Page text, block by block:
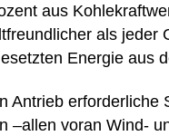
aus
als jeder
Energie aus
Antrieb
–allen voran Wind-